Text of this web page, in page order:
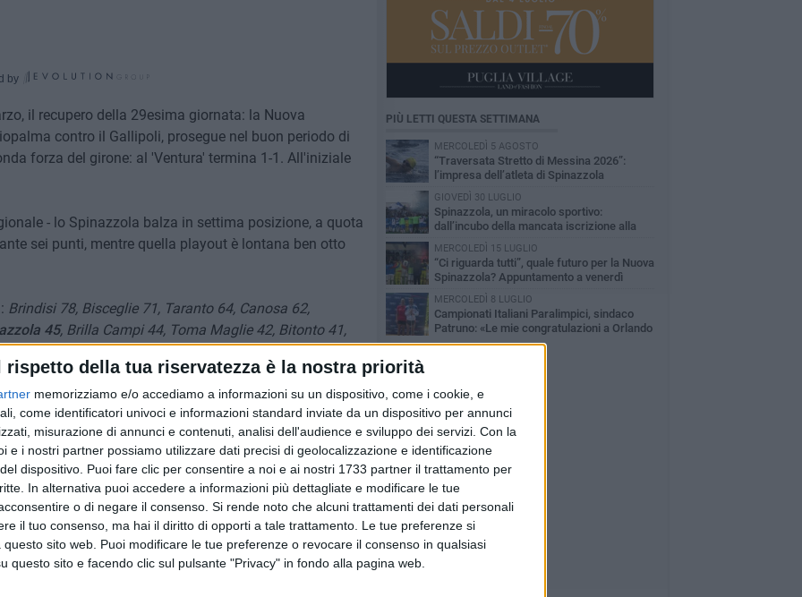
rispetto della tua riservatezza è la nostra priorità
memorizziamo e/o accediamo a informazioni su un dispositivo, come i cookie, e
come identificatori univoci e informazioni standard inviate da un dispositivo per annunci
misurazione di annunci e contenuti, analisi dell'audience e sviluppo dei servizi. Con la
e i nostri partner possiamo utilizzare dati precisi di geolocalizzazione e identificazione
dispositivo. Puoi fare clic per consentire a noi e ai nostri 1733 partner il trattamento per
In alternativa puoi accedere a informazioni più dettagliate e modificare le tue
o di negare il consenso. Si rende noto che alcuni trattamenti dei dati personali
il tuo consenso, ma hai il diritto di opporti a tale trattamento. Le tue preferenze si
sito web. Puoi modificare le tue preferenze o revocare il consenso in qualsiasi
questo sito e facendo clic sul pulsante "Privacy" in fondo alla pagina web.
by
il recupero della 29esima giornata: la Nuova
contro il Gallipoli, prosegue nel buon periodo di
forza del girone: al 'Ventura' termina 1-1. All'iniziale
- lo Spinazzola balza in settima posizione, a quota
sei punti, mentre quella playout è lontana ben otto
Brindisi 78, Bisceglie 71, Taranto 64, Canosa 62,
45, Brilla Campi 44, Toma Maglie 42, Bitonto 41,
37, Novoli 35, Galatina 34, Ugento 33, Polimnia 28,
da Liso, Gabriele, Santoro, Silvestri, Losappio,
Ingredda. Ottimo avvio di gara del Bisceglie, con
Al 4' però, lo stesso Lopez firma l'1-0 per i biscegliesi,
Gli uomini di Di Meo provano a chiudere i conti
un incrocio dei pali, ma si va a riposo sull'1-0.
piglio diverso e, al 58', Ingredda ristabilisce i conti, con
impreparato Baietti: 1-1. La restante parte di gara
così:
PIÙ LETTI QUESTA SETTIMANA
MERCOLEDÌ 5 AGOSTO
“Traversata Stretto di Messina 2026”:
l’impresa dell’atleta di Spinazzola
Sebastiano Galantucci
GIOVEDÌ 30 LUGLIO
Spinazzola, un miracolo sportivo:
dall’incubo della mancata iscrizione alla
conferma in Eccellenza
MERCOLEDÌ 15 LUGLIO
“Ci riguarda tutti”, quale futuro per la Nuova
Spinazzola? Appuntamento a venerdì
MERCOLEDÌ 8 LUGLIO
Campionati Italiani Paralimpici, sindaco
Patruno: «Le mie congratulazioni a Orlando
Barrasso»